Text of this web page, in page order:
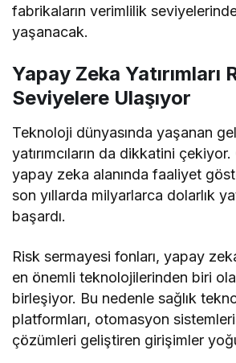
fabrikaların verimlilik
yaşanacak.
Yapay Zeka Yatırımları
Seviyelere Ulaşıyor
Teknoloji dünyasında yaşanan
yatırımcıların da dikkatini
yapay zeka alanında faaliyet
son yıllarda milyarlarca dolarlık
başardı.
Risk sermayesi fonları, yapay
en önemli teknolojilerinden biri
birleşiyor. Bu nedenle sağlık
platformları, otomasyon
çözümleri geliştiren girişimler